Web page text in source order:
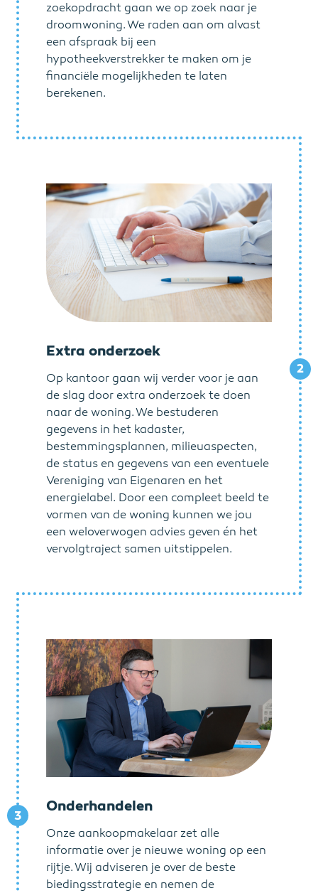
zoekopdracht gaan we op zoek naar je
droomwoning. We raden aan om alvast
een afspraak bij een
hypotheekverstrekker te maken om je
financiële mogelijkheden te laten
berekenen.
2
Extra onderzoek
Op kantoor gaan wij verder voor je aan
de slag door extra onderzoek te doen
naar de woning. We bestuderen
gegevens in het kadaster,
bestemmingsplannen, milieuaspecten,
de status en gegevens van een eventuele
Vereniging van Eigenaren en het
energielabel. Door een compleet beeld te
vormen van de woning kunnen we jou
een weloverwogen advies geven én het
vervolgtraject samen uitstippelen.
3
Onderhandelen
Onze aankoopmakelaar zet alle
informatie over je nieuwe woning op een
rijtje. Wij adviseren je over de beste
biedingsstrategie en nemen de